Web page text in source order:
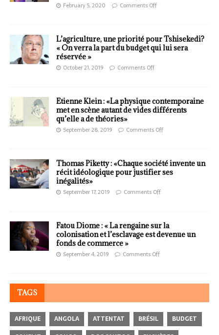
February 5, 2020 Comments Off
L’agriculture, une priorité pour Tshisekedi?
« On verra la part du budget qui lui sera
réservée »
October 21, 2019 Comments Off
Etienne Klein : «La physique contemporaine
met en scène autant de vides différents
qu’elle a de théories»
September 28, 2019 Comments Off
Thomas Piketty : «Chaque société invente un
récit idéologique pour justifier ses
inégalités»
September 17, 2019 Comments Off
Fatou Diome : « La rengaine sur la
colonisation et l’esclavage est devenue un
fonds de commerce »
September 4, 2019 Comments Off
TAGS
AFRIQUE ANGOLA ATTENTAT BRÉSIL
BUDGET